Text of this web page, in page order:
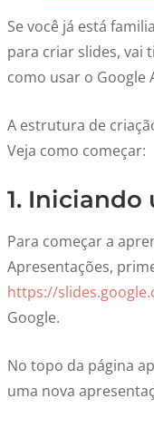
Se você já está
para criar slides, vai
como usar o Google
A estrutura de
Veja como começar:
1. Iniciando
Para começar a
Apresentações,
https://
Google.
No topo da página
uma nova